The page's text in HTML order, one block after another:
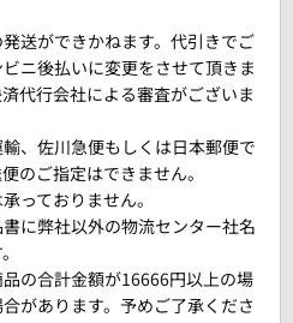
送ができかねます。代引きでご
ニ後払いに変更をさせて頂きま
代行会社による審査がございま
、佐川急便もしくは日本郵便で
のご指定はできません。
っておりません。
に弊社以外の物流センター社名
の合計金額が16666円以上の場
があります。予めご了承くださ